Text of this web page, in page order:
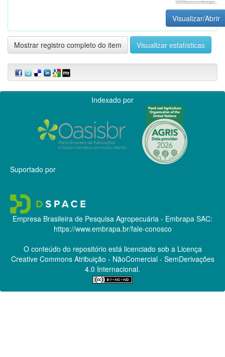
Visualizar/Abrir
Mostrar registro completo do item Visualizar estatísticas
Indexado por
Suportado por
Empresa Brasileira de Pesquisa Agropecuária - Embrapa SAC:
https://www.embrapa.br/fale-conosco
O conteúdo do repositório está licenciado sob a Licença
Creative CommonsAtribuição - NãoComercial - SemDerivações
4.0 Internacional.